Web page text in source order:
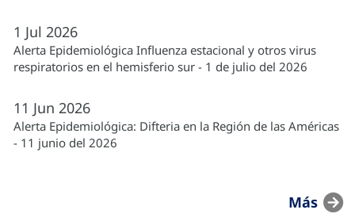
1 Jul 2026
Alerta Epidemiológica Influenza estacional y otros virus
respiratorios en el hemisferio sur - 1 de julio del 2026
11 Jun 2026
Alerta Epidemiológica: Difteria en la Región de las Américas
- 11 junio del 2026
Más